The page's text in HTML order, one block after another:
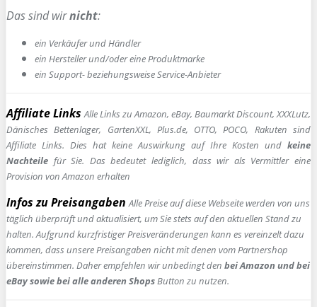
Das sind wirnicht:
ein Verkäufer und Händler
ein Hersteller und/oder eine Produktmarke
ein Support- beziehungsweise Service-Anbieter
Affiliate Links Alle Links zu Amazon, eBay, Baumarkt Discount, XXXLutz,
Dänisches Bettenlager, GartenXXL, Plus.de, OTTO, POCO, Rakuten sind
Affiliate Links. Dies hat keine Auswirkung auf Ihre Kosten und keine
Nachteile für Sie. Das bedeutet lediglich, dass wir als Vermittler eine
Provision von Amazon erhalten
Infos zu Preisangaben Alle Preise auf diese Webseite werden von uns
täglich überprüft und aktualisiert, um Sie stets auf den aktuellen Stand zu
halten. Aufgrund kurzfristiger Preisveränderungen kann es vereinzelt dazu
kommen, dass unsere Preisangaben nicht mit denen vom Partnershop
übereinstimmen. Daher empfehlen wir unbedingt den bei Amazon und bei
eBay sowie bei alle anderen ShopsButton zu nutzen.